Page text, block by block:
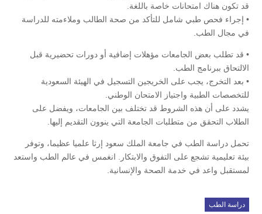
قد تكون هناك امتحانات خاصة باللغة.
• إجراء فحص طبي شامل للتأكد من صحة الطالب وملاءمته للدراسة
في مجال الطب.
• قد تطلب بعض الجامعات مؤهلات إضافية أو دورات تحضيرية قبل
الالتحاق ببرنامج الطب.
• بعد التخرج، يجب على الخريجين التسجيل في الهيئة السعودية
للتخصصات الطبية واجتياز الامتحان الوطني.
يشدد على أن هذه الشروط قد تختلف بين الجامعات، ويفضل على
الطلاب التحقق من متطلبات الجامعة التي ينوون التقديم إليها.
تحمل دراسة الطب في جامعة الملك سعود إرثا علميا عظيما، وتوفر
بيئة تعليمية تشجع على التفوق والابتكار. انغمس في عالم الطب واستعد
لمستقبل واعد في خدمة الصحة والإنسانية.
دراسة الطب